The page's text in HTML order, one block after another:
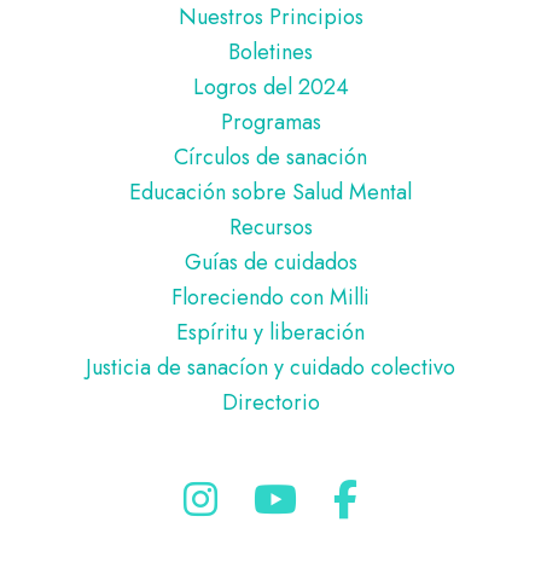
Nuestros Principios
Boletines
Logros del 2024
Programas
Círculos de sanación
Educación sobre Salud Mental
Recursos
Guías de cuidados
Floreciendo con Milli
Espíritu y liberación
Justicia de sanacíon y cuidado colectivo
Directorio